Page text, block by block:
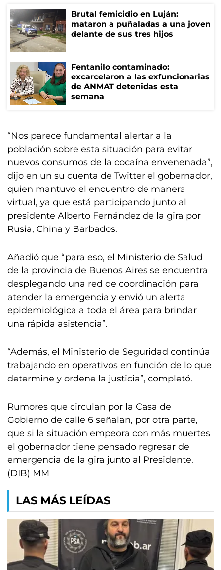
Brutal femicidio en Luján:
mataron a puñaladas a una joven
delante de sus tres hijos
Fentanilo contaminado:
excarcelaron a las exfuncionarias
de ANMAT detenidas esta
semana
“Nos parece fundamental alertar a la
población sobre esta situación para evitar
nuevos consumos de la cocaína envenenada”,
dijo en un su cuenta de Twitter el gobernador,
quien mantuvo el encuentro de manera
virtual, ya que está participando junto al
presidente Alberto Fernández de la gira por
Rusia, China y Barbados.
Añadió que “para eso, el Ministerio de Salud
de la provincia de Buenos Aires se encuentra
desplegando una red de coordinación para
atender la emergencia y envió un alerta
epidemiológica a toda el área para brindar
una rápida asistencia”.
“Además, el Ministerio de Seguridad continúa
trabajando en operativos en función de lo que
determine y ordene la justicia”, completó.
Rumores que circulan por la Casa de
Gobierno de calle 6 señalan, por otra parte,
que si la situación empeora con más muertes
el gobernador tiene pensado regresar de
emergencia de la gira junto al Presidente.
(DIB) MM
LAS MÁS LEÍDAS